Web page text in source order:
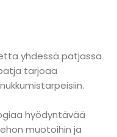
yhdessä patjassa
tarjoaa
hyödyntävää
muotoihin ja